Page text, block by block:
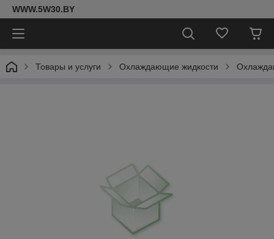
WWW.5W30.BY
Товары и услуги Охлаждающие жидкости